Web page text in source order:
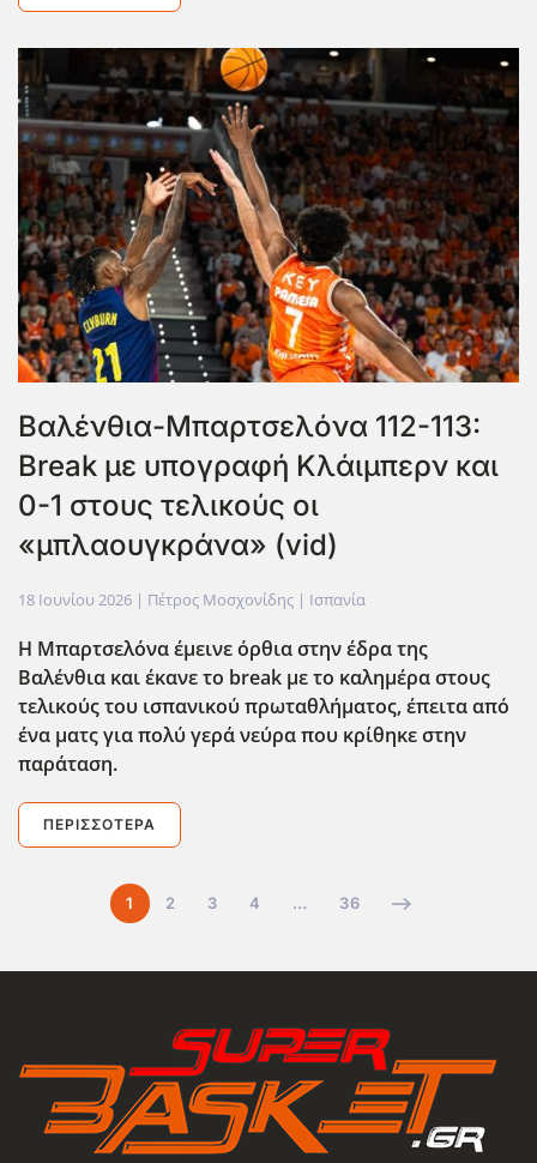
Βαλένθια-Μπαρτσελόνα 112-113:
Break με υπογραφή Κλάιμπερν και
0-1 στους τελικούς οι
«μπλαουγκράνα» (vid)
18 Ιουνίου 2026 | Πέτρος Μοσχονίδης | Ισπανία
Η Μπαρτσελόνα έμεινε όρθια στην έδρα της
Βαλένθια και έκανε το break με το καλημέρα στους
τελικούς του ισπανικού πρωταθλήματος, έπειτα από
ένα ματς για πολύ γερά νεύρα που κρίθηκε στην
παράταση.
ΠΕΡΙΣΣΌΤΕΡΑ
1 2 3 4 … 36